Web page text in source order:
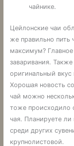
чайнике.
Цейлонские чаи
же правильно пить
максимум?
заваривания.
оригинальный вкус
Хорошая новость
чай можно
тоже происходило
чая. Планируете ли
среди других
крупнолистовой.